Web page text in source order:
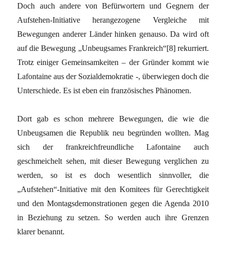
Doch auch andere von Befürwortern und Gegnern der
Aufstehen-Initiative herangezogene Vergleiche mit
Bewegungen anderer Länder hinken genauso. Da wird oft
auf die Bewegung „Unbeugsames Frankreich“[8] rekurriert.
Trotz einiger Gemeinsamkeiten – der Gründer kommt wie
Lafontaine aus der Sozialdemokratie -, überwiegen doch die
Unterschiede. Es ist eben ein französisches Phänomen.
Dort gab es schon mehrere Bewegungen, die wie die
Unbeugsamen die Republik neu begründen wollten. Mag
sich der frankreichfreundliche Lafontaine auch
geschmeichelt sehen, mit dieser Bewegung verglichen zu
werden, so ist es doch wesentlich sinnvoller, die
„Aufstehen“-Initiative mit den Komitees für Gerechtigkeit
und den Montagsdemonstrationen gegen die Agenda 2010
in Beziehung zu setzen. So werden auch ihre Grenzen
klarer benannt.